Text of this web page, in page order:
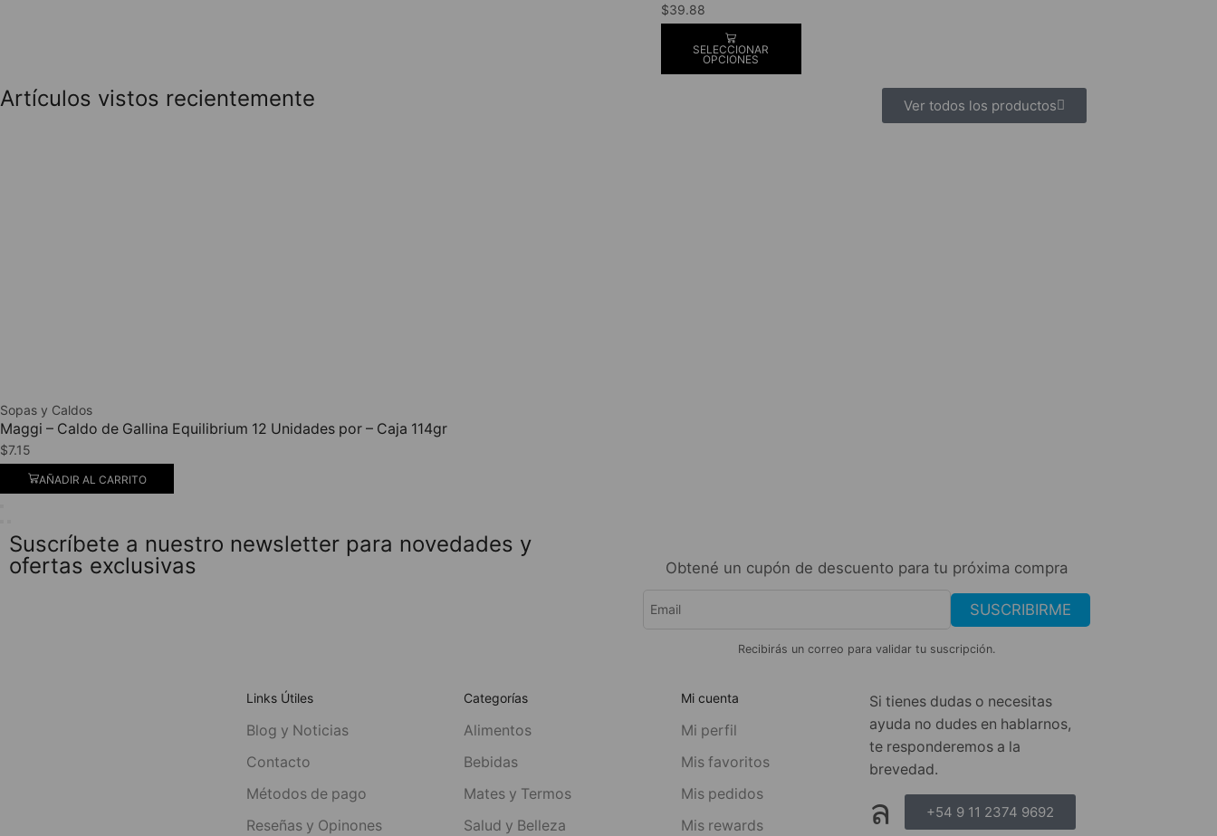
$39.88
SELECCIONAR
OPCIONES
Artículos vistos recientemente Ver todos los productos
Sopas y Caldos
Maggi – Caldo de Gallina Equilibrium 12 Unidades por – Caja 114gr
$7.15
AÑADIR AL CARRITO
Suscríbete a nuestro newsletter para novedades y
ofertas exclusivas
Obtené un cupón de descuento para tu próxima compra
SUSCRIBIRME
Recibirás un correo para validar tu suscripción.
Links Útiles
Blog y Noticias
Contacto
Métodos de pago
Reseñas y Opinones
Categorías
Alimentos
Bebidas
Mates y Termos
Salud y Belleza
Mi cuenta
Mi perfil
Mis favoritos
Mis pedidos
Mis rewards
Si tienes dudas o necesitas
ayuda no dudes en hablarnos,
te responderemos a la
brevedad.
+54 9 11 2374 9692